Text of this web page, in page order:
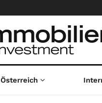
Österreich